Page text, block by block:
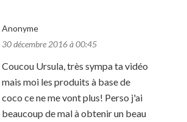
Anonyme
30 décembre 2016 à 00:45
Coucou Ursula, très sympa ta vidéo
mais moi les produits à base de
coco ce ne me vont plus! Perso j'ai
beaucoup de mal à obtenir un beau